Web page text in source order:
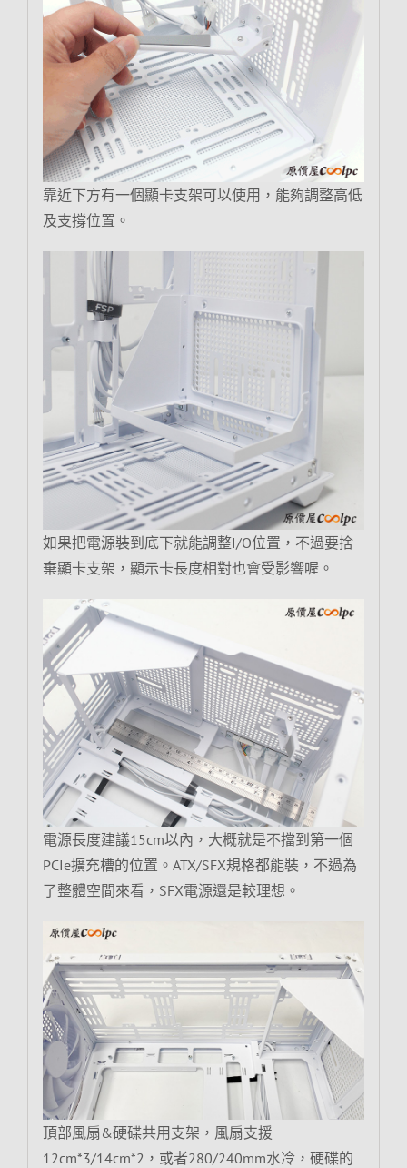
靠近下方有一個顯卡支架可以使用，能夠調整高低
及支撐位置。
如果把電源裝到底下就能調整I/O位置，不過要捨
棄顯卡支架，顯示卡長度相對也會受影響喔。
電源長度建議15cm以內，大概就是不擋到第一個
PCIe擴充槽的位置。ATX/SFX規格都能裝，不過為
了整體空間來看，SFX電源還是較理想。
頂部風扇&硬碟共用支架，風扇支援
12cm*3/14cm*2，或者280/240mm水冷，硬碟的